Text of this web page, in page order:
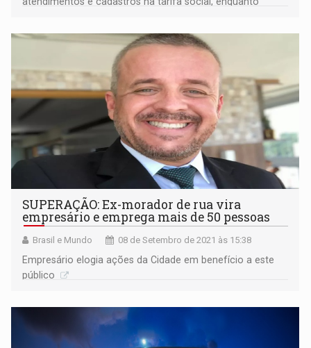
realizavam a entrega de cestas básicas para a
SUPERAÇÃO: Ex-morador de rua vira
empresário e emprega mais de 50 pessoas
Brasil e Mundo 08 de Setembro de 2021 às 15:38
Empresário elogia ações da Cidade em benefício a este
público